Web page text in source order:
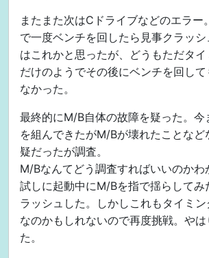
またまた次はCドライブなどのエラー
で一度ベンチを回したら見事クラッ
はこれかと思ったが、どうもただタ
だけのようでその後にベンチを回し
なかった。
最終的にM/B自体の故障を疑った。今
を組んできたがM/Bが壊れたことなど
疑だったが調査。
M/Bなんてどう調査すればいいのかわ
試しに起動中にM/Bを指で揺らしてみ
ラッシュした。しかしこれもタイミ
なのかもしれないので再度挑戦。や
た。